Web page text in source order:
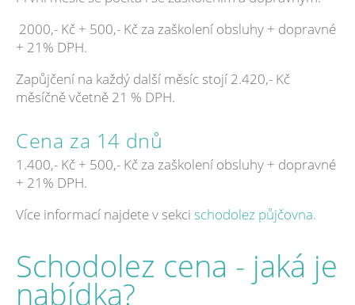
2000,- Kč + 500,- Kč za zaškolení obsluhy + dopravné
+ 21% DPH.
Zapůjčení na každý další měsíc stojí 2.420,- Kč
měsíčně včetně 21 % DPH.
Cena za 14 dnů
1.400,- Kč + 500,- Kč za zaškolení obsluhy + dopravné
+ 21% DPH.
Více informací najdete v sekci schodolez půjčovna.
Schodolez cena - jaká je
nabídka?